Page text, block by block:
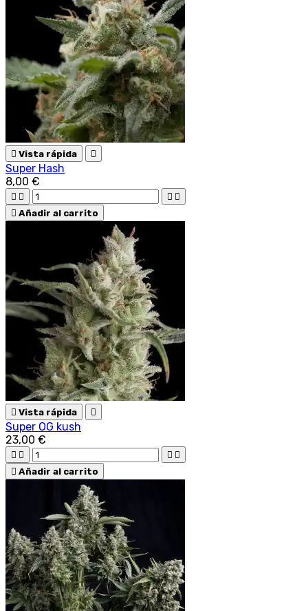
 Vista rápida 
Super Hash
8,00 €
   
 Añadir al carrito
 Vista rápida 
Super OG kush
23,00 €
   
 Añadir al carrito